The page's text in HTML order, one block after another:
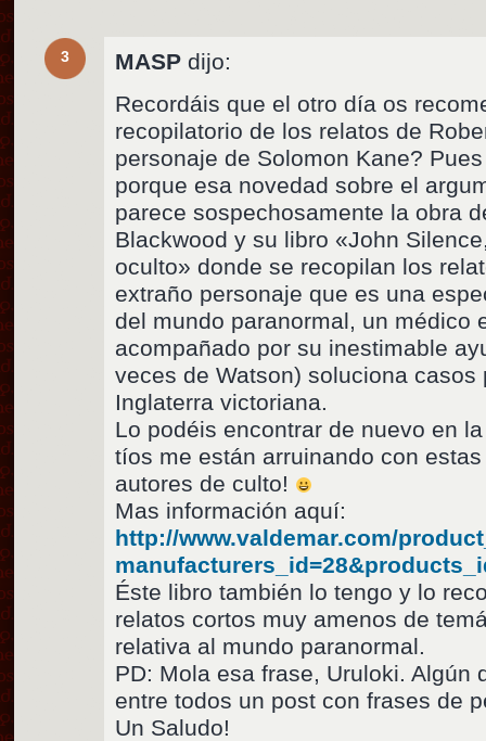
3 MASP dijo:
Recordáis que el otro día os
recopilatorio de los relatos de
personaje de Solomon Kane?
porque esa novedad sobre el
parece sospechosamente la obra
Blackwood y su libro «John
oculto» donde se recopilan los
extraño personaje que es una
del mundo paranormal, un médico
acompañado por su inestimable
veces de Watson) soluciona casos
Inglaterra victoriana.
Lo podéis encontrar de nuevo en
tíos me están arruinando con
autores de culto!
Mas información aquí:
http://www.valdemar.com/
Éste libro también lo tengo y lo
relatos cortos muy amenos de
relativa al mundo paranormal.
PD: Mola esa frase, Uruloki. Algún
entre todos un post con frases de
Un Saludo!